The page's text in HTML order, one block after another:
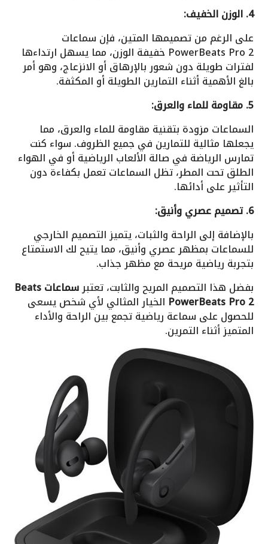
4. الوزن الخفيف:
على الرغم من تصميمها المتين، فإن سماعات
PowerBeats Pro 2 خفيفة الوزن، مما يسهل ارتداءها
لفترات طويلة دون شعور بالإرهاق أو الانزعاج، وهو أمر
بالغ الأهمية أثناء التمارين الطويلة أو المكثفة.
5. مقاومة للماء والعرق:
السماعات مزودة بتقنية مقاومة للماء والعرق، مما
يجعلها مثالية للتمارين في جميع الظروف. سواء كنت
تمارس الرياضة في صالة الألعاب الرياضية أو في الهواء
الطلق تحت المطر، تظل السماعات تعمل بكفاءة دون
التأثير على أدائها.
6. تصميم عصري وأنيق:
بالإضافة إلى الراحة والثبات، يتميز التصميم الخارجي
للسماعات بمظهر عصري وأنيق، مما يتيح لك الاستمتاع
بتجربة رياضية مريحة مع مظهر جذاب.
بفضل هذا التصميم المريح والثابت، تعتبر
سماعات Beats
PowerBeats Pro 2 الخيار المثالي لأي شخص يسعى
للحصول على سماعة رياضية تجمع بين الراحة والأداء
المتميز أثناء التمرين.